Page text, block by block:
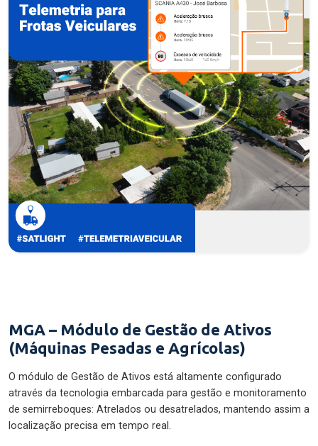
MGA – Módulo de Gestão de Ativos
(Máquinas Pesadas e Agrícolas)
O módulo de Gestão de Ativos está altamente configurado
através da tecnologia embarcada para gestão e monitoramento
de semirreboques: Atrelados ou desatrelados, mantendo assim a
localização precisa em tempo real.